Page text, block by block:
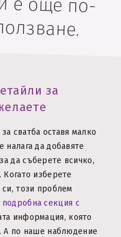
за
сватба оставя малко
налага да добавяте
да съберете всичко,
Когато изберете
си, този проблем
подробна секция с
информация, която
А по наше наблюдение